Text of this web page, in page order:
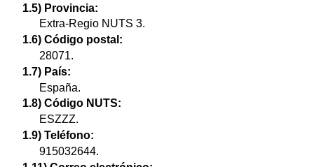
1.5) Provincia:
Extra-Regio NUTS 3.
1.6) Código postal:
28071.
1.7) País:
España.
1.8) Código NUTS:
ESZZZ.
1.9) Teléfono:
915032644.